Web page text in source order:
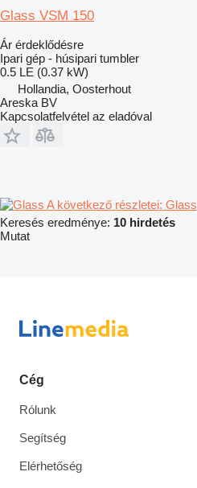
Glass VSM 150
Ár érdeklődésre
Ipari gép - húsipari tumbler
0.5 LE (0.37 kW)
Hollandia, Oosterhout
Areska BV
Kapcsolatfelvétel az eladóval
A következő részletei: Glass
Keresés eredménye: 10 hirdetés
Mutat
Cég
Rólunk
Segítség
Elérhetőség